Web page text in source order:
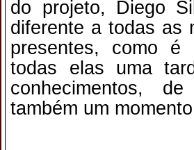
do projeto, Diego
diferente a todas as
presentes, como é
todas elas uma
conhecimentos,
também um